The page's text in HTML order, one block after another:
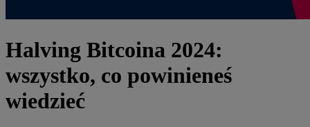
Halving Bitcoina 2024:
wszystko, co powinieneś
wiedzieć